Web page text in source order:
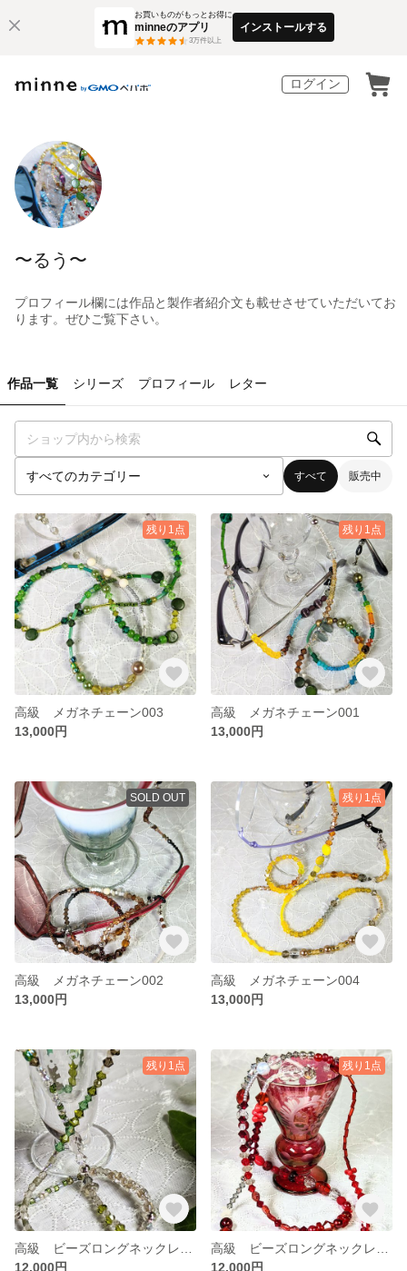
お買いものがもっとお得に
minneのアプリ
3万件以上
インストールする
ログイン
〜るう〜
プロフィール欄には作品と製作者紹介文も載せさせていただいてお
ります。ぜひご覧下さい。
作品一覧 シリーズ プロフィール レター
すべて 販売中
残り1点
高級 メガネチェーン003
13,000円
残り1点
高級 メガネチェーン001
13,000円
SOLD OUT
高級 メガネチェーン002
13,000円
残り1点
高級 メガネチェーン004
13,000円
残り1点
12,000円
残り1点
12,000円